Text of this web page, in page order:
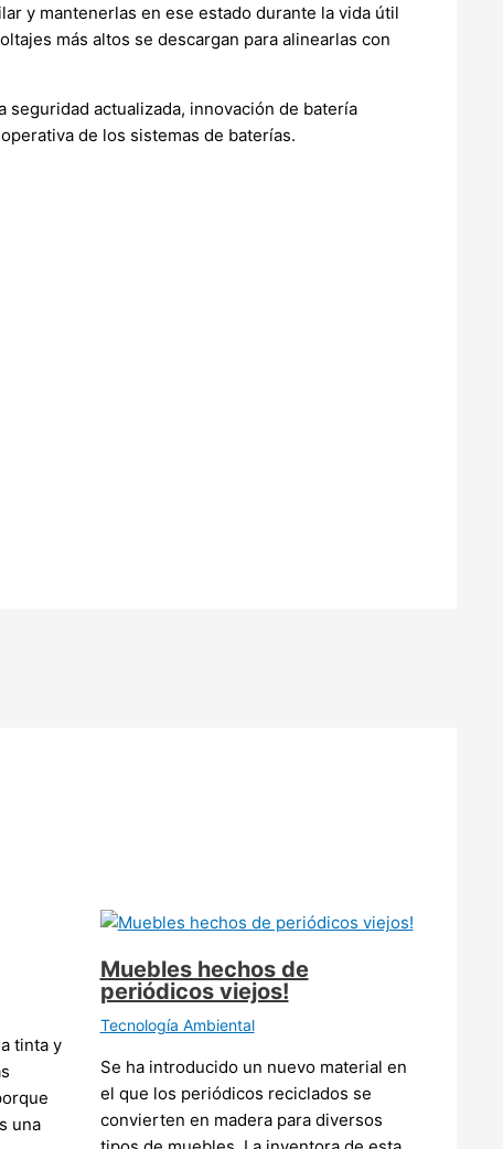
y mantenerlas en ese estado durante la vida útil
más altos se descargan para alinearlas con
actualizada, innovación de batería
de los sistemas de baterías.
tinta y
una
Muebles hechos de
periódicos viejos!
Tecnología Ambiental
Se ha introducido un nuevo material en
el que los periódicos reciclados se
convierten en madera para diversos